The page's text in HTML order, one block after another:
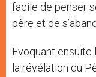
facile de penser
père et de
Evoquant ensuite
la révélation du